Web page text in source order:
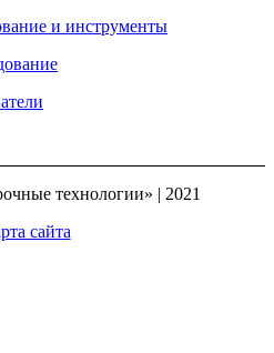
и инструменты
технологии» | 2021
сайта